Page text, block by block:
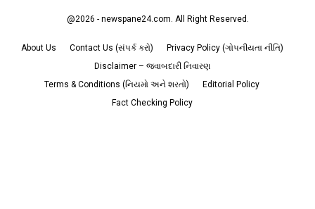
@2026 - newspane24.com. All Right Reserved.
About Us Contact Us (સંપર્ક કરો)
Privacy Policy (ગોપનીયતા નીતિ)
Disclaimer – જવાબદારી નિવારણ
Terms & Conditions (નિયમો અને શરતો)
Editorial Policy
Fact Checking Policy